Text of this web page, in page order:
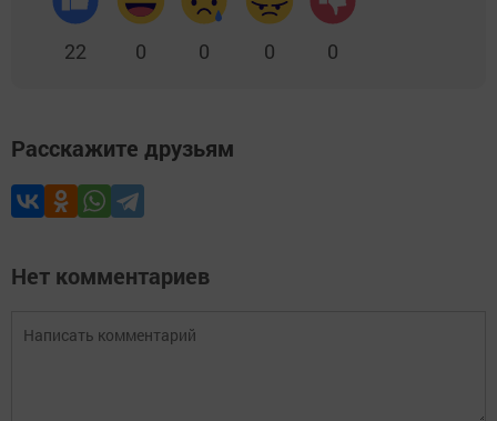
22 0 0 0 0
Расскажите друзьям
Нет комментариев